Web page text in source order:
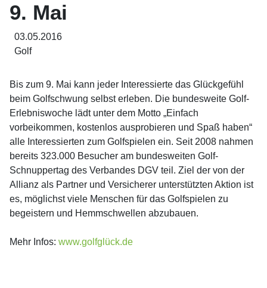
9. Mai
03.05.2016
Golf
Bis zum 9. Mai kann jeder Interessierte das Glückgefühl
beim Golfschwung selbst erleben. Die bundesweite Golf-
Erlebniswoche lädt unter dem Motto „Einfach
vorbeikommen, kostenlos ausprobieren und Spaß haben“
alle Interessierten zum Golfspielen ein. Seit 2008 nahmen
bereits 323.000 Besucher am bundesweiten Golf-
Schnuppertag des Verbandes DGV teil. Ziel der von der
Allianz als Partner und Versicherer unterstützten Aktion ist
es, möglichst viele Menschen für das Golfspielen zu
begeistern und Hemmschwellen abzubauen.
Mehr Infos: www.golfglück.de